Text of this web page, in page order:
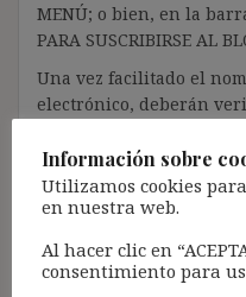
MENÚ; o bien, en la
PARA SUSCRIBIRSE AL
Una vez facilitado el
electrónico, deberán
registrado (según los
revisar la bandeja de
Más de 11.500 personas
Lamento los
causar.
Información sobre
Utilizamos cookies
en nuestra web.
Al hacer clic en
consentimiento para